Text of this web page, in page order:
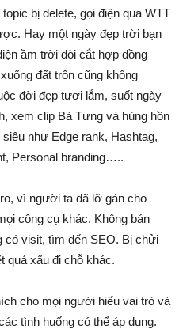
bị delete, gọi điện qua WTT
Hay một ngày đẹp trời bạn
ầm trời đòi cắt hợp đồng
đất trốn cũng không
đời đẹp tươi lắm, suốt ngày
xem clip Bà Tưng và hùng hồn
như Edge rank, Hashtag,
Personal branding…..
vì người ta đã lỡ gán cho
công cụ khác. Không bán
có visit, tìm đến SEO. Bị chửi
quả xấu đi chỗ khác.
cho mọi người hiểu vai trò và
tình huống có thể áp dụng.